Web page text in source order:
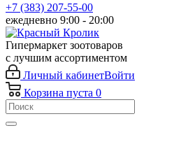
+7 (383) 207-55-00
ежедневно 9:00 - 20:00
Гипермаркет зоотоваров
с лучшим ассортиментом
Личный кабинетВойти
Корзина пуста 0